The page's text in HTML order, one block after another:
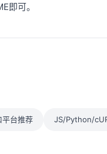
即可。
平台推荐 JS/Python/